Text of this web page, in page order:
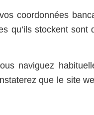
coordonnées
qu’ils stockent sont
naviguez
que le site